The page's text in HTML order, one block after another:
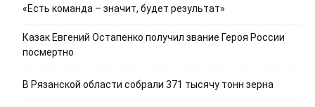
«Есть команда – значит, будет результат»
Казак Евгений Остапенко получил звание Героя России
посмертно
В Рязанской области собрали 371 тысячу тонн зерна